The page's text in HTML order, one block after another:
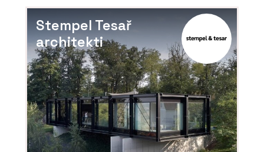
Stempel Tesař
architekti